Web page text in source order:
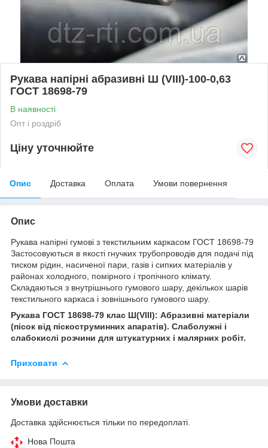
Рукава напірні абразивні Ш (VIII)-100-0,63
ГОСТ 18698-79
В наявності
Опт і роздріб
Ціну уточнюйте
Опис Доставка Оплата Умови повернення
Опис
Рукава напірні гумові з текстильним каркасом ГОСТ 18698-79
Застосовуються в якості гнучких трубопроводів для подачі під
тиском рідин, насиченої пари, газів і сипких матеріалів у
районах холодного, помірного і тропічного клімату.
Складаються з внутрішнього гумового шару, декількох шарів
текстильного каркаса і зовнішнього гумового шару.
Рукава ГОСТ 18698-79 клас Ш(VIII): Абразивні матеріали
(пісок від піскоструминних апаратів). Слаболужні і
слабокислі розчини для штукатурних і малярних робіт.
Приховати
Умови доставки
Доставка здійснюється тільки по передоплаті.
Нова Пошта